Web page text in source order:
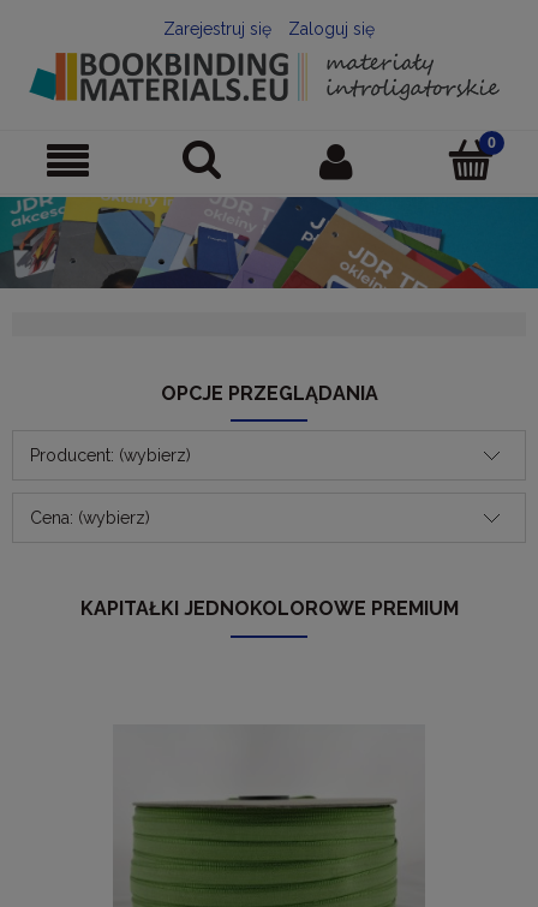
Zarejestruj się Zaloguj się
OPCJE PRZEGLĄDANIA
Producent: (wybierz)
Cena: (wybierz)
KAPITAŁKI JEDNOKOLOROWE PREMIUM